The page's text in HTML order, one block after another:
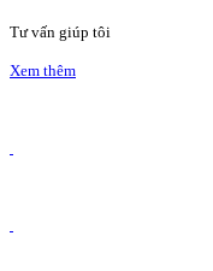
Tư vấn giúp tôi
Xem thêm